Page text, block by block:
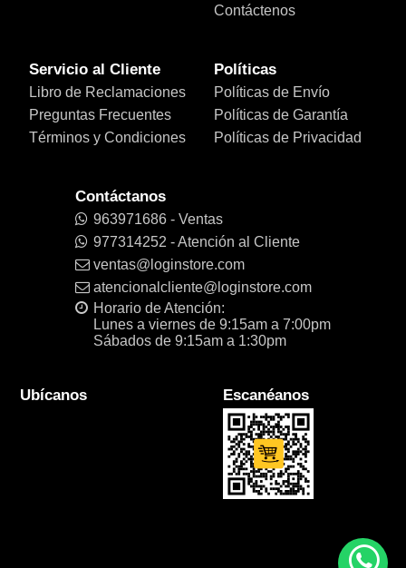
Contáctenos
Servicio al Cliente
Libro de Reclamaciones
Preguntas Frecuentes
Términos y Condiciones
Políticas
Políticas de Envío
Políticas de Garantía
Políticas de Privacidad
Contáctanos
963971686 - Ventas
977314252 - Atención al Cliente
ventas@loginstore.com
atencionalcliente@loginstore.com
Horario de Atención:
Lunes a viernes de 9:15am a 7:00pm
Sábados de 9:15am a 1:30pm
Ubícanos Escanéanos